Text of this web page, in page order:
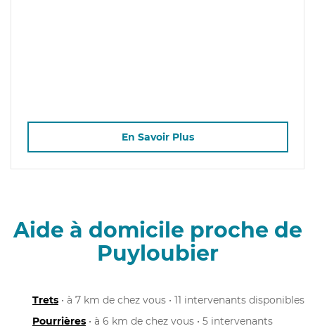
En Savoir Plus
Aide à domicile proche de
Puyloubier
Trets • à 7 km de chez vous • 11 intervenants disponibles
Pourrières • à 6 km de chez vous • 5 intervenants